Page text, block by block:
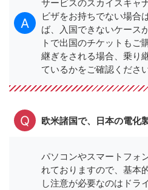
サービスのスカイスキャ
ビザをお持ちでない場合
ば、入国できないケース
トで出国のチケットもご
継ぎをされる場合、乗り
ているかをご確認ください
欧米諸国で、日本の電化
パソコンやスマートフォ
れておりますので、基本
し注意が必要なのはドラ